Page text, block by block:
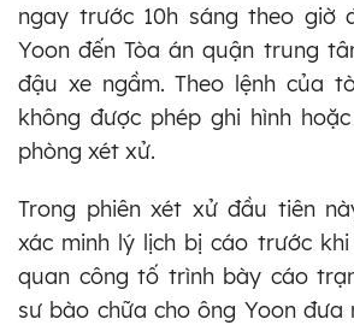
ngay trước 10h sáng theo giờ
Yoon đến Tòa án quận trung
đậu xe ngầm. Theo lệnh của
không được phép ghi hình
phòng xét xử.
Trong phiên xét xử đầu tiên
xác minh lý lịch bị cáo trước
quan công tố trình bày cáo
sư bào chữa cho ông Yoon